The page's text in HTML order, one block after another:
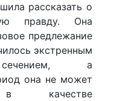
рассказать о
правду. Она
предлежание
экстренным
а
она не может
в качестве